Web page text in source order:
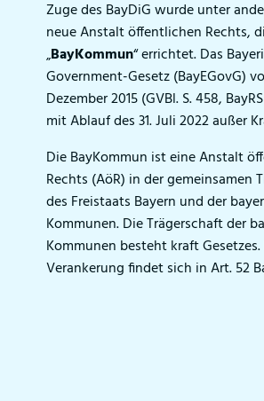
Zuge des BayDiG wurde unter
neue Anstalt öffentlichen Rechts,
„BayKommun“ errichtet. Das
Government-Gesetz (BayEGovG)
Dezember 2015 (GVBl. S. 458,
mit Ablauf des 31. Juli 2022 außer
Die BayKommun ist eine Anstalt
Rechts (AöR) in der gemeinsamen
des Freistaats Bayern und der
Kommunen. Die Trägerschaft der
Kommunen besteht kraft
Verankerung findet sich in Art. 52